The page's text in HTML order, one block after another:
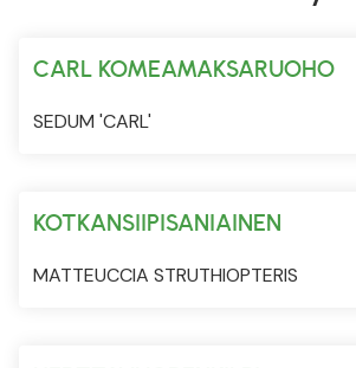
CARL KOMEAMAKSARUOHO
SEDUM 'CARL'
KOTKANSIIPISANIAINEN
MATTEUCCIA STRUTHIOPTERIS